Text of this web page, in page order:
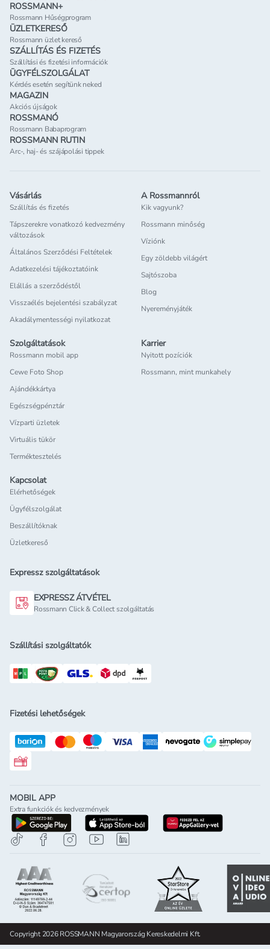
ROSSMANN+
Rossmann Hűségprogram
ÜZLETKERESŐ
Rossmann üzlet kereső
SZÁLLÍTÁS ÉS FIZETÉS
Szállítási és fizetési információk
ÜGYFÉLSZOLGÁLAT
Kérdés esetén segítünk neked
MAGAZIN
Akciós újságok
ROSSMANÓ
Rossmann Babaprogram
ROSSMANN RUTIN
Arc-, haj- és szájápolási tippek
Vásárlás
Szállítás és fizetés
Tápszerekre vonatkozó kedvezmény
változások
Általános Szerződési Feltételek
Adatkezelési tájékoztatóink
Elállás a szerződéstől
Visszaélés bejelentési szabályzat
Akadálymentességi nyilatkozat
A Rossmannról
Kik vagyunk?
Rossmann minőség
Víziónk
Egy zöldebb világért
Sajtószoba
Blog
Nyereményjáték
Szolgáltatások
Rossmann mobil app
Cewe Foto Shop
Ajándékkártya
Egészségpénztár
Vízparti üzletek
Virtuális tükör
Terméktesztelés
Karrier
Nyitott pozíciók
Rossmann, mint munkahely
Kapcsolat
Elérhetőségek
Ügyfélszolgálat
Beszállítóknak
Üzletkereső
Expressz szolgáltatások
EXPRESSZ ÁTVÉTEL
Rossmann Click & Collect szolgáltatás
Szállítási szolgáltatók
Fizetési lehetőségek
Rossmann ajándékkártya
MOBIL APP
Extra funkciók és kedvezmények
letöltés a google-play-rölletöltés az app-store-ból
letöltés
Copyright 2026 ROSSMANN Magyarország Kereskedelmi Kft.